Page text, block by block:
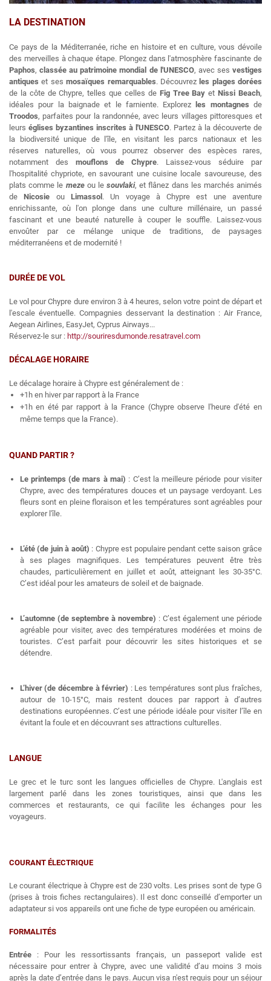
LA DESTINATION
Ce pays de la Méditerranée, riche en histoire et en culture, vous dévoile
des merveilles à chaque étape. Plongez dans l'atmosphère fascinante de
Paphos,classée au patrimoine mondial de l'UNESCO, avec sesvestiges
antiques et sesmosaïques remarquables. Découvrez les plages dorées
de la côte de Chypre, telles que celles de Fig Tree Bay etNissi Beach,
idéales pour la baignade et le farniente. Explorez
les montagnesde
Troodos, parfaites pour la randonnée, avec leurs villages pittoresques et
leurs églises byzantines inscrites à l'UNESCO. Partez à la découverte de
la biodiversité unique de l'île, en visitant les parcs nationaux et les
réserves naturelles, où vous pourrez observer des espèces rares,
notamment des mouflons de Chypre. Laissez-vous séduire par
l'hospitalité chypriote, en savourant une cuisine locale savoureuse, des
plats comme le meze ou lesouvlaki, et flânez dans les marchés animés
deNicosie ou Limassol . Un voyage à Chypre est une aventure
enrichissante, où l'on plonge dans une culture millénaire, un passé
fascinant et une beauté naturelle à couper le souffle. Laissez-vous
envoûter par ce mélange unique de traditions, de paysages
méditerranéens et de modernité !
DURÉE DE VOL
Le vol pour Chypre dure environ 3 à 4 heures, selon votre point de départ et
l'escale éventuelle. Compagnies desservant la destination : Air France,
Aegean Airlines, EasyJet, Cyprus Airways...
Réservez-le sur : http://souriresdumonde.resatravel.com
DÉCALAGE HORAIRE
Le décalage horaire à Chypre est généralement de :
+1h en hiver par rapport à la France
+1h en été par rapport à la France (Chypre observe l'heure d'été en
même temps que la France).
QUAND PARTIR ?
Le printemps (de mars à mai) : C’est la meilleure période pour visiter
Chypre, avec des températures douces et un paysage verdoyant. Les
fleurs sont en pleine floraison et les températures sont agréables pour
explorer l'île.
L’été (de juin à août) : Chypre est populaire pendant cette saison grâce
à ses plages magnifiques. Les températures peuvent être très
chaudes, particulièrement en juillet et août, atteignant les 30-35°C.
C’est idéal pour les amateurs de soleil et de baignade.
L’automne (de septembre à novembre) : C’est également une période
agréable pour visiter, avec des températures modérées et moins de
touristes. C’est parfait pour découvrir les sites historiques et se
détendre.
L’hiver (de décembre à février) : Les températures sont plus fraîches,
autour de 10-15°C, mais restent douces par rapport à d’autres
destinations européennes. C’est une période idéale pour visiter l’île en
évitant la foule et en découvrant ses attractions culturelles.
LANGUE
Le grec et le turc sont les langues officielles de Chypre. L'anglais est
largement parlé dans les zones touristiques, ainsi que dans les
commerces et restaurants, ce qui facilite les échanges pour les
voyageurs.
COURANT ÉLECTRIQUE
Le courant électrique à Chypre est de 230 volts. Les prises sont de type G
(prises à trois fiches rectangulaires). Il est donc conseillé d’emporter un
adaptateur si vos appareils ont une fiche de type européen ou américain.
FORMALITÉS
Entrée : Pour les ressortissants français, un passeport valide est
nécessaire pour entrer à Chypre, avec une validité d’au moins 3 mois
après la date d’entrée dans le pays. Aucun visa n'est requis pour un séjour